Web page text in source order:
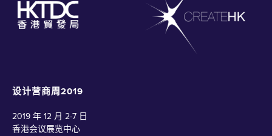
设计营商周2019
2019 年 12 月 2-7 日
香港会议展览中心